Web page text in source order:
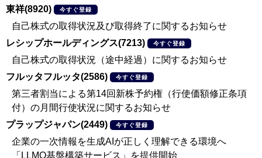
東祥(8920)
今すぐ登録
自己株式の取得状況及び取得終了に関するお知らせ
レシップホールディングス(7213)
今すぐ登録
自己株式の取得状況（途中経過）に関するお知らせ
フルッタフルッタ(2586)
今すぐ登録
第三者割当による第14回新株予約権（行使価額修正条項
付）の月間行使状況に関するお知らせ
プラップジャパン(2449)
今すぐ登録
企業の一次情報を生成AIが正しく理解できる環境へ
「LLMO基盤構築サービス」を提供開始